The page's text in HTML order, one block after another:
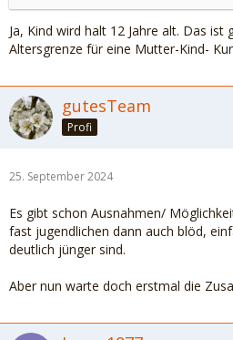
Ja, Kind wird halt 12 Jahre alt. Das ist
Altersgrenze für eine Mutter-Kind-
gutesTeam
Profi
25. September 2024
Es gibt schon Ausnahmen/
fast jugendlichen dann auch blöd,
deutlich jünger sind.
Aber nun warte doch erstmal die